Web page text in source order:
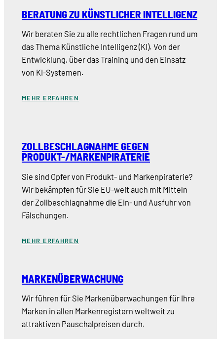
BERATUNG ZU KÜNSTLICHER INTELLIGENZ
Wir beraten Sie zu alle rechtlichen Fragen rund um
das Thema Künstliche Intelligenz (KI). Von der
Entwicklung, über das Training und den Einsatz
von KI-Systemen.
MEHR ERFAHREN
ZOLLBESCHLAGNAHME GEGEN
PRODUKT-/MARKENPIRATERIE
Sie sind Opfer von Produkt- und Markenpiraterie?
Wir bekämpfen für Sie EU-weit auch mit Mitteln
der Zollbeschlagnahme die Ein- und Ausfuhr von
Fälschungen.
MEHR ERFAHREN
MARKENÜBERWACHUNG
Wir führen für Sie Markenüberwachungen für Ihre
Marken in allen Markenregistern weltweit zu
attraktiven Pauschalpreisen durch.